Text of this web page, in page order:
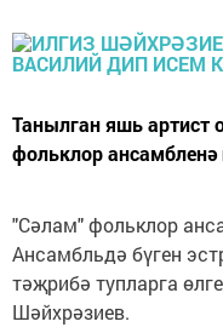
Танылган яшь артист
фольклор ансамбленә
"Сәлам" фольклор
Ансамбльдә бүген
тәҗрибә тупларга
Шәйхрәзиев.